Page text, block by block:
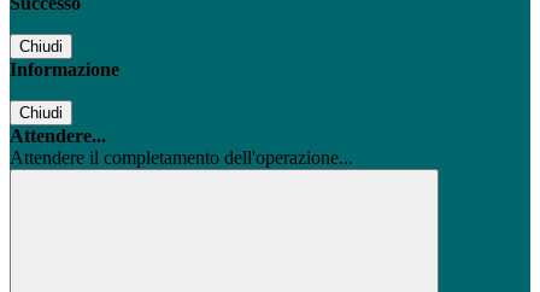
Chiudi
Informazione
Chiudi
Attendere...
Attendere il completamento dell'operazione...